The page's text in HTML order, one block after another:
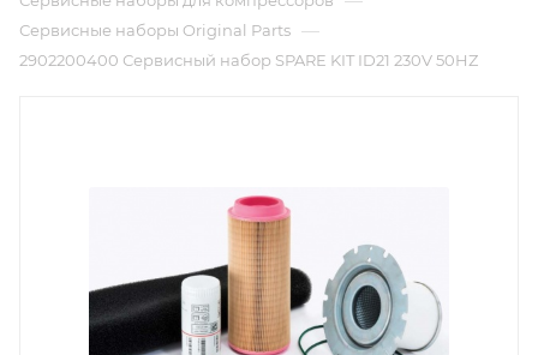
Сервисные наборы Original Parts —
2902200400 Сервисный набор SPARE KIT ID21 230V 50HZ